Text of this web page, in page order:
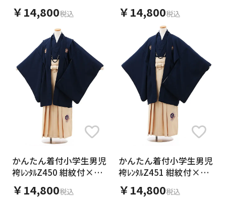
付×ベージュ
￥14,800税込
付×ベージュ
￥14,800税込
かんたん着付小学生男児
袴ﾚﾝﾀﾙZ450 紺紋付×ア
イボリー
￥14,800税込
かんたん着付小学生男児
袴ﾚﾝﾀﾙZ451 紺紋付×ア
イボリー
￥14,800税込